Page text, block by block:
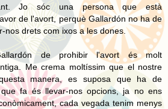
Jo sóc una persona que està
de l'avort, perquè Gallardón no ha de
nos drets com ixos a les dones.
de prohibir l'avort és molt
Me crema moltíssim que el nostre
manera, es suposa que ha de
fa és llevar-nos opcions, ja no ens
cada vegada tenim menys